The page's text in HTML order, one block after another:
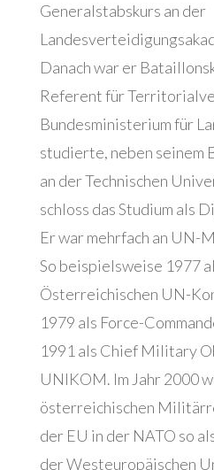
Generalstabskurs an der
Danach war er
Referent für
Bundesministerium für
studierte, neben seinem
an der Technischen
schloss das Studium als
Er war mehrfach an UN-
So beispielsweise 1977
Österreichischen UN-
1979 als Force-
1991 als Chief Military
UNIKOM. Im Jahr 2000
österreichischen
der EU in der NATO so
der Westeuropäischen